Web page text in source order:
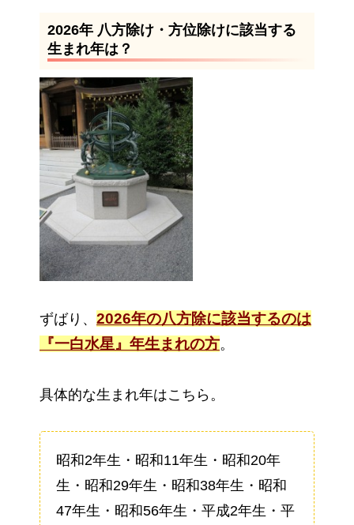
2026年 八方除け・方位除けに該当する
生まれ年は？
ずばり、 2026年の八方除に該当するのは
『一白水星』年生まれの方。
具体的な生まれ年はこちら。
昭和2年生・昭和11年生・昭和20年
生・昭和29年生・昭和38年生・昭和
47年生・昭和56年生・平成2年生・平